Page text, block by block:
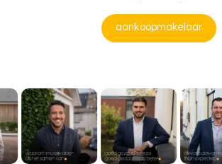
aankoopmakelaar